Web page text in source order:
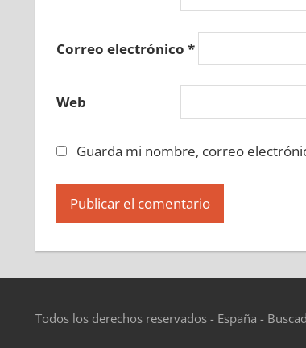
Correo electrónico *
Web
Guarda mi nombre, correo
Todos los derechos reservados - España -